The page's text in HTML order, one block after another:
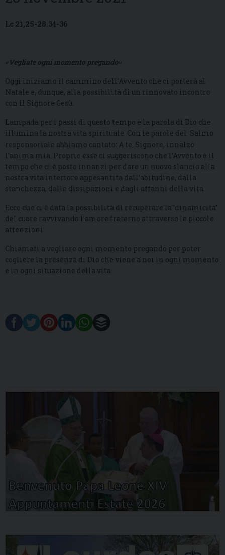
Lc 21,25-28.34-36
«Vegliate ogni momento pregando»
Oggi iniziamo il cammino dell’Avvento che ci porterà al
Natale e, dunque, alla possibilità di un rinnovato incontro
con il Signore Gesù.
Lampada per i passi di questo tempo è la parola di Dio che
illumina la nostra vita spirituale. Con le parole del Salmo
responsoriale abbiamo cantato: A te, Signore, innalzo
l’anima mia. Proprio esse ci suggeriscono che l’Avvento è il
tempo che ci è posto innanzi per dare un nuovo slancio alla
nostra vita interiore appesantita dall’abitudine, dalla
stanchezza, dalle dissipazioni e dagli affanni della vita.
Ecco che ci è data la possibilità di recuperare la ‘dinamicità’
del cuore ravvivando l’amore fraterno attraverso le piccole
attenzioni.
Chiamati a vegliare ogni momento pregando per poter
cogliere la presenza di Dio che viene a noi in ogni momento
e in ogni situazione della vita.